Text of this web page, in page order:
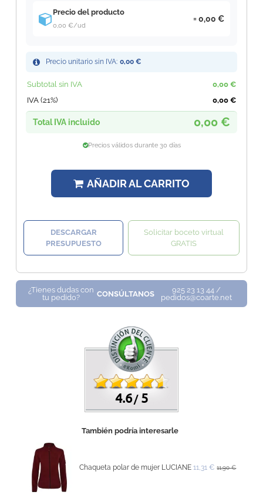
Precio del producto
0,00 €/ud
0,00 €
Precio unitario sin IVA: 0,00 €
Subtotal sin IVA
0,00 €
IVA (21%)
0,00 €
Total IVA incluido 0,00 €
Precios válidos durante 30 días
AÑADIR AL CARRITO
DESCARGAR
PRESUPUESTO
Solicitar boceto virtual
GRATIS
¿Tienes dudas con
tu pedido?
CONSÚLTANOS
925 23 13 44 /
pedidos@coarte.net
4.6 /5
También podría interesarle
Chaqueta polar de mujer LUCIANE 11,31 € 11,90 €